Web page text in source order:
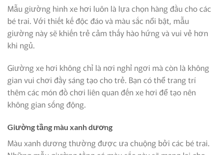
Mẫu giường hình xe hơi luôn là lựa chọn hàng đầu cho các
bé trai. Với thiết kế độc đáo và màu sắc nổi bật, mẫu
giường này sẽ khiến trẻ cảm thấy hào hứng và vui vẻ hơn
khi ngủ.
Giường xe hơi không chỉ là nơi nghỉ ngơi mà còn là không
gian vui chơi đầy sáng tạo cho trẻ. Bạn có thể trang trí
thêm các món đồ chơi liên quan đến xe hơi để tạo nên
không gian sống động.
Giường tầng màu xanh dương
Màu xanh dương thường được ưa chuộng bởi các bé trai.